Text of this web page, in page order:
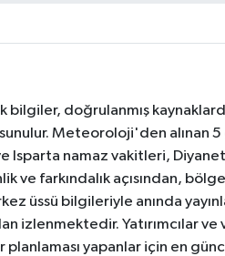
bilgiler, doğrulanmış
Meteoroloji'den alınan 5
Isparta namaz vakitleri,
ve farkındalık açısından,
üssü bilgileriyle anında
izlenmektedir. Yatırımcılar ve
planlaması yapanlar için en